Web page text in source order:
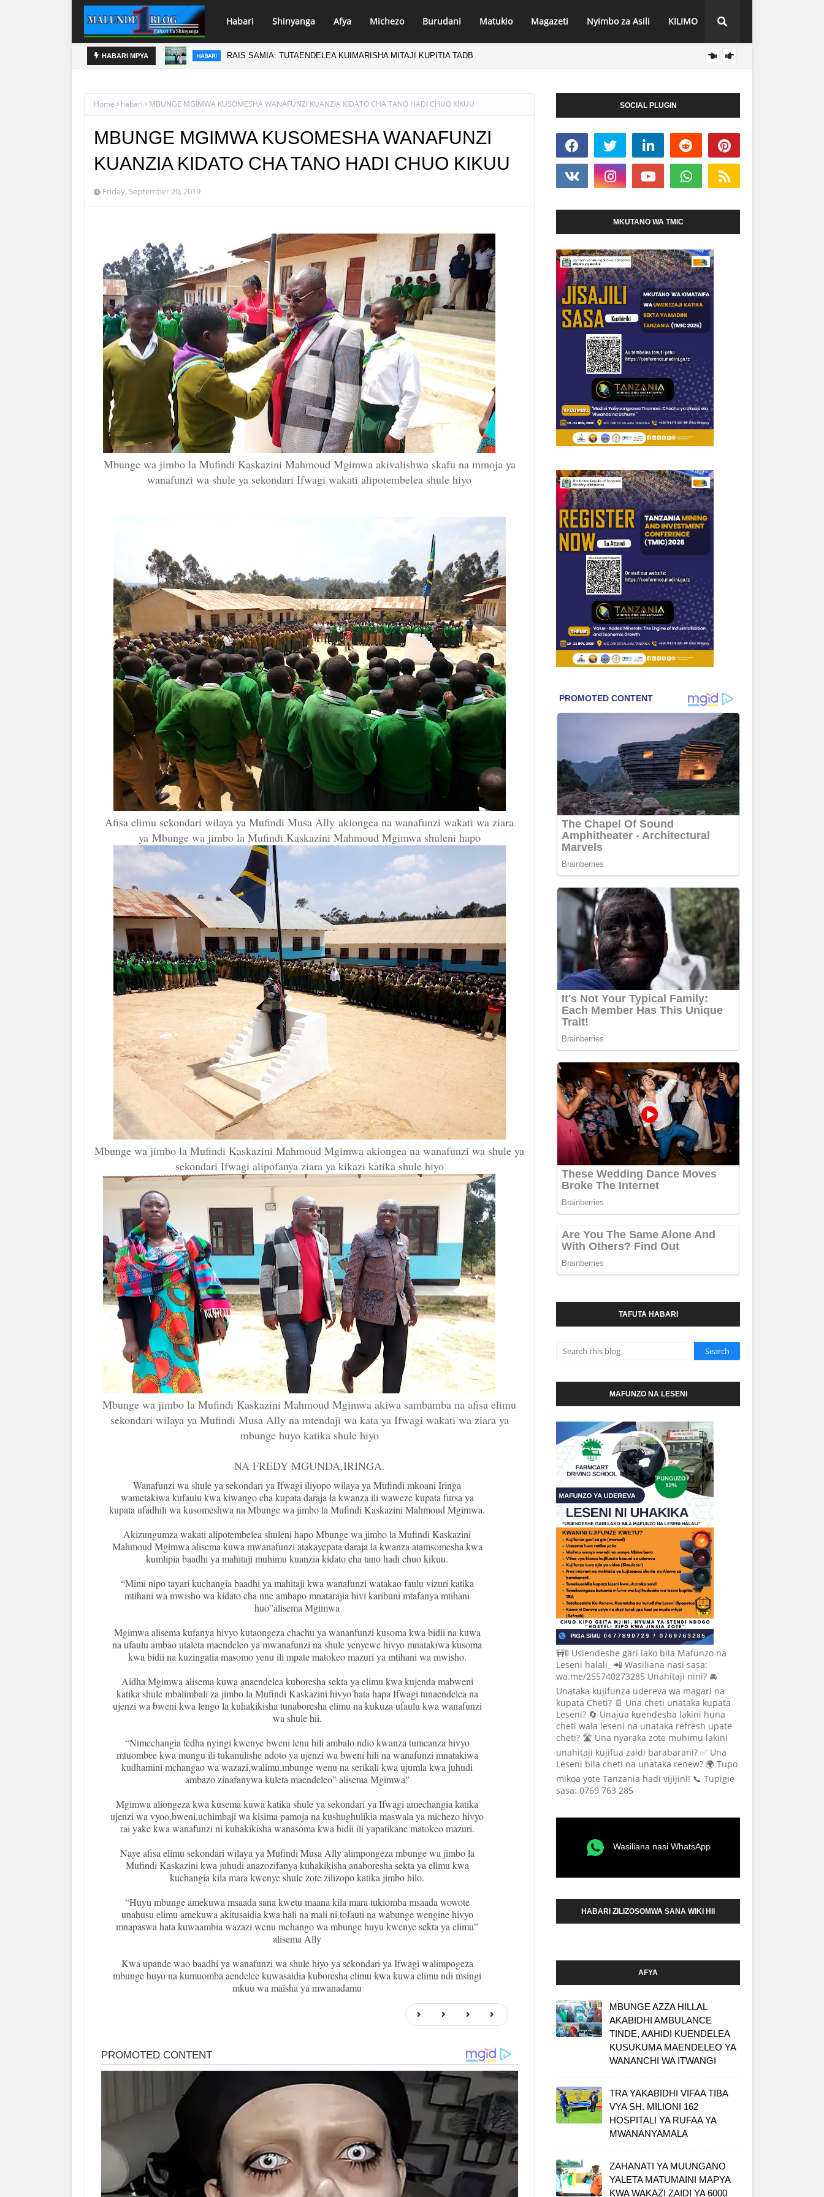
Habari Shinyanga Afya Michezo Burudani Matukio Magazeti Nyimbo za Asili KILIMO
HABARI MPYA HABARI RAIS SAMIA: TUTAENDELEA KUIMARISHA MITAJI KUPITIA TADB
Home habari MBUNGE MGIMWA KUSOMESHA WANAFUNZI KUANZIA KIDATO CHA TANO HADI CHUO KIKUU
MBUNGE MGIMWA KUSOMESHA WANAFUNZI
KUANZIA KIDATO CHA TANO HADI CHUO KIKUU
Friday, September 20, 2019
Mbunge wa jimbo la Mufindi Kaskazini Mahmoud Mgimwa akivalishwa skafu na mmoja ya
wanafunzi wa shule ya sekondari Ifwagi wakati alipotembelea shule hiyo
Afisa elimu sekondari wilaya ya Mufindi Musa Ally akiongea na wanafunzi wakati wa ziara
ya Mbunge wa jimbo la Mufindi Kaskazini Mahmoud Mgimwa shuleni hapo
Mbunge wa jimbo la Mufindi Kaskazini Mahmoud Mgimwa akiongea na wanafunzi wa shule ya
sekondari Ifwagi alipofanya ziara ya kikazi katika shule hiyo
Mbunge wa jimbo la Mufindi Kaskazini Mahmoud Mgimwa akiwa sambamba na afisa elimu
sekondari wilaya ya Mufindi Musa Ally na mtendaji wa kata ya Ifwagi wakati wa ziara ya
mbunge huyo katika shule hiyo
NA FREDY MGUNDA,IRINGA.
Wanafunzi wa shule ya sekondari ya Ifwagi iliyopo wilaya ya Mufindi mkoani Iringa
wametakiwa kufaulu kwa kiwango cha kupata daraja la kwanza ili waweze kupata fursa ya
kupata ufadhili wa kusomeshwa na Mbunge wa jimbo la Mufindi Kaskazini Mahmoud Mgimwa.
Akizungumza wakati alipotembelea shuleni hapo Mbunge wa jimbo la Mufindi Kaskazini
Mahmoud Mgimwa alisema kuwa mwanafunzi atakayepata daraja la kwanza atamsomesha kwa
kumlipia baadhi ya mahitaji muhimu kuanzia kidato cha tano hadi chuo kikuu.
“Mimi nipo tayari kuchangia baadhi ya mahitaji kwa wanafunzi watakao faulu vizuri katika
mtihani wa mwisho wa kidato cha nne ambapo mnatarajia hivi karibuni mtafanya mtihani
huo”alisema Mgimwa
Mgimwa alisema kufanya hivyo kutaongeza chachu ya wananfunzi kusoma kwa bidii na kuwa
na ufaulu ambao utaleta maendeleo ya mwanafunzi na shule yenyewe hivyo mnatakiwa kusoma
kwa bidii na kuzingatia masomo yenu ili mpate matokeo mazuri ya mtihani wa mwisho.
Aidha Mgimwa alisema kuwa anaendelea kuboresha sekta ya elimu kwa kujenda mabweni
katika shule mbalimbali za jimbo la Mufindi Kaskazini hivyo hata hapa Ifwagi tunaendelea na
ujenzi wa bweni kwa lengo la kuhakikisha tunaboresha elimu na kukuza ufaulu kwa wanafunzi
wa shule hii.
“Nimechangia fedha nyingi kwenye bweni lenu hili ambalo ndio kwanza tumeanza hivyo
mtuombee kwa mungu ili tukamilishe ndoto ya ujenzi wa bweni hili na wanafunzi mnatakiwa
kudhamini mchangao wa wazazi,walimu,mbunge wenu na serikali kwa ujumla kwa juhudi
ambazo zinafanywa kuleta maendeleo” alisema Mgimwa”
Mgimwa aliongeza kwa kusema kuwa katika shule ya sekondari ya Ifwagi amechangia katika
ujenzi wa vyoo,bweni,uchimbaji wa kisima pamoja na kushughulikia maswala ya michezo hivyo
rai yake kwa wanafunzi ni kuhakikisha wanasoma kwa bidii ili yapatikane matokeo mazuri.
Naye afisa elimu sekondari wilaya ya Mufindi Musa Ally alimpongeza mbunge wa jimbo la
Mufindi Kaskazini kwa juhudi anazozifanya kuhakikisha anaboresha sekta ya elimu kwa
kuchangia kila mara kwenye shule zote zilizopo katika jimbo hilo.
“Huyu mbunge amekuwa msaada sana kwetu maana kila mara tukiomba msaada wowote
unahusu elimu amekuwa akitusaidia kwa hali na mali ni tofauti na wabunge wengine hivyo
mnapaswa hata kuwaambia wazazi wenu mchango wa mbunge huyu kwenye sekta ya elimu”
alisema Ally
Kwa upande wao baadhi ya wanafunzi wa shule hiyo ya sekondari ya Ifwagi walimpogeza
mbunge huyo na kumuomba aendelee kuwasaidia kuboresha elimu kwa kuwa elimu ndi msingi
mkuu wa maisha ya mwanadamu
SOCIAL PLUGIN
MKUTANO WA TMIC
TAFUTA HABARI
MAFUNZO NA LESENI
🚧🚦 Usiendeshe gari lako bila Mafunzo na
Leseni halali_ 📲 Wasiliana nasi sasa:
wa.me/255740273285 Unahitaji nini? 🚘
Unataka kujifunza udereva wa magari na
kupata Cheti? 📄 Una cheti unataka kupata
Leseni? 🔄 Unajua kuendesha lakini huna
cheti wala leseni na unataka refresh upate
cheti? 🛣️ Una nyaraka zote muhimu lakini
unahitaji kujifua zaidi barabarani? ✅ Una
Leseni bila cheti na unataka renew? 🌍 Tupo
mikoa yote Tanzania hadi vijijini! 📞 Tupigie
sasa: 0769 763 285
Wasiliana nasi WhatsApp
HABARI ZILIZOSOMWA SANA WIKI HII
AFYA
MBUNGE AZZA HILLAL
AKABIDHI AMBULANCE
TINDE, AAHIDI KUENDELEA
KUSUKUMA MAENDELEO YA
WANANCHI WA ITWANGI
TRA YAKABIDHI VIFAA TIBA
VYA SH. MILIONI 162
HOSPITALI YA RUFAA YA
MWANANYAMALA
ZAHANATI YA MUUNGANO
YALETA MATUMAINI MAPYA
KWA WAKAZI ZAIDI YA 6000